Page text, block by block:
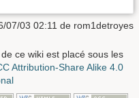
07/03 02:11 de rom1detroyes
ce wiki est placé sous les
Attribution-Share Alike 4.0